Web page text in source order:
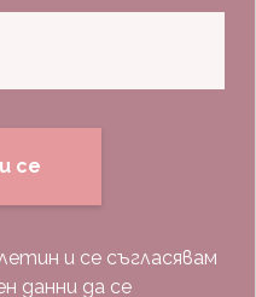
се
и се съгласявам
данни да се